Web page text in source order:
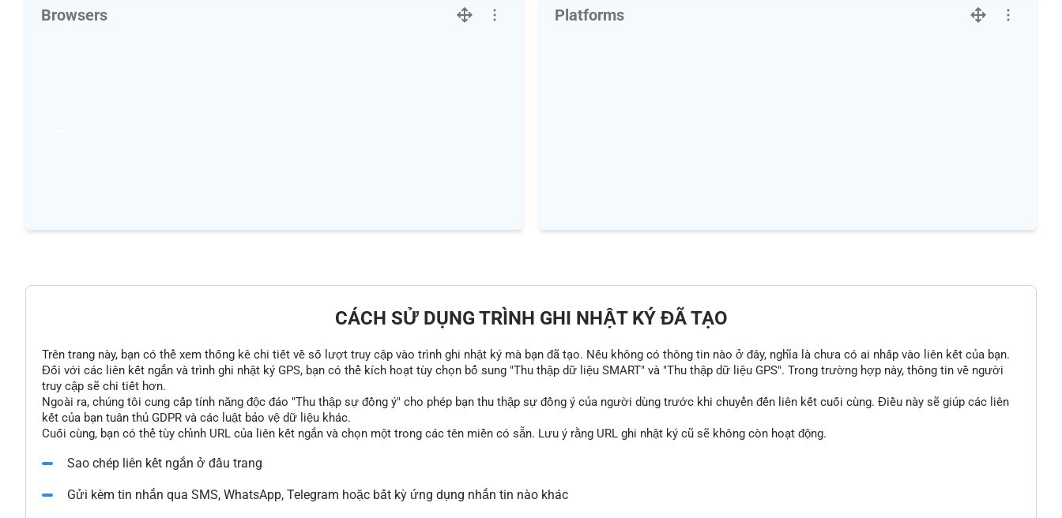
Browsers Platforms
CÁCH SỬ DỤNG TRÌNH GHI NHẬT KÝ ĐÃ TẠO
Trên trang này, bạn có thể xem thống kê chi tiết về số lượt truy cập vào trình ghi nhật ký mà bạn đã tạo. Nếu không có thông tin nào ở đây, nghĩa là chưa có ai nhấp vào liên kết của bạn.
Đối với các liên kết ngắn và trình ghi nhật ký GPS, bạn có thể kích hoạt tùy chọn bổ sung "Thu thập dữ liệu SMART" và "Thu thập dữ liệu GPS". Trong trường hợp này, thông tin về người
truy cập sẽ chi tiết hơn.
Ngoài ra, chúng tôi cung cấp tính năng độc đáo "Thu thập sự đồng ý" cho phép bạn thu thập sự đồng ý của người dùng trước khi chuyển đến liên kết cuối cùng. Điều này sẽ giúp các liên
kết của bạn tuân thủ GDPR và các luật bảo vệ dữ liệu khác.
Cuối cùng, bạn có thể tùy chỉnh URL của liên kết ngắn và chọn một trong các tên miền có sẵn. Lưu ý rằng URL ghi nhật ký cũ sẽ không còn hoạt động.
Sao chép liên kết ngắn ở đầu trang
Gửi kèm tin nhắn qua SMS, WhatsApp, Telegram hoặc bất kỳ ứng dụng nhắn tin nào khác